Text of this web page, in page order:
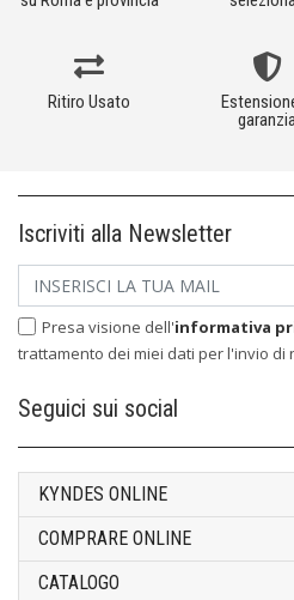
Ritiro Usato
garanzia
Iscriviti alla Newsletter
Presa visione dell'informativa
trattamento dei miei dati per l'invio di
Seguici sui social
KYNDES ONLINE
COMPRARE ONLINE
CATALOGO